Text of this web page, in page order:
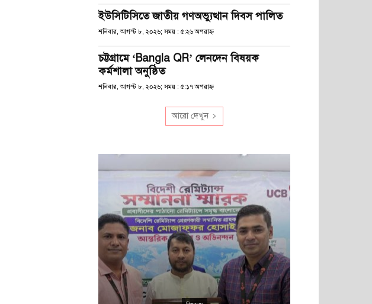
ইউসিটিসিতে জাতীয় গণঅভ্যুত্থান দিবস পালিত
শনিবার, আগস্ট ৮, ২০২৬; সময় : ৫:২৬ অপরাহ্ণ
চট্টগ্রামে ‘Bangla QR’ লেনদেন বিষয়ক
কর্মশালা অনুষ্ঠিত
শনিবার, আগস্ট ৮, ২০২৬; সময় : ৫:১৭ অপরাহ্ণ
আরো দেখুন